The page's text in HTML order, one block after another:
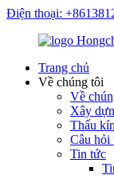
Điện thoại:
Trang chủ
Về chúng tôi
Về
Xây
Thấu
Câu hỏi
Tin tức